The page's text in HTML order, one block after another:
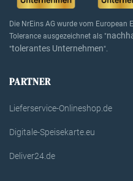
Die NrEins AG wurde vom
Tolerance ausgezeichnet als "
"tolerantes Unternehmen".
PARTNER
Lieferservice-Onlineshop.de
Digitale-Speisekarte.eu
Deliver24.de